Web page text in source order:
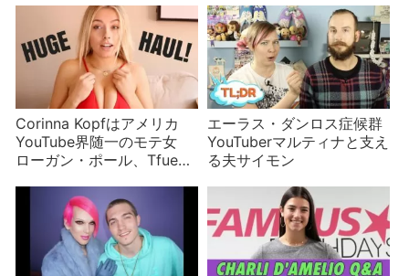
Corinna Kopfはアメリカ
YouTube界随一のモテ女
ローガン・ポール、Tfue、
エーラス・ダンロス症候群
YouTuberマルティナと支え
る夫サイモン